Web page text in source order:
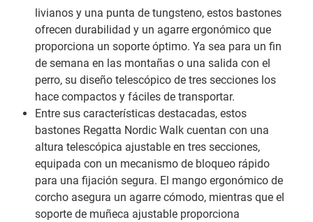
livianos y una punta de tungsteno, estos bastones
ofrecen durabilidad y un agarre ergonómico que
proporciona un soporte óptimo. Ya sea para un fin
de semana en las montañas o una salida con el
perro, su diseño telescópico de tres secciones los
hace compactos y fáciles de transportar.
Entre sus características destacadas, estos
bastones Regatta Nordic Walk cuentan con una
altura telescópica ajustable en tres secciones,
equipada con un mecanismo de bloqueo rápido
para una fijación segura. El mango ergonómico de
corcho asegura un agarre cómodo, mientras que el
soporte de muñeca ajustable proporciona